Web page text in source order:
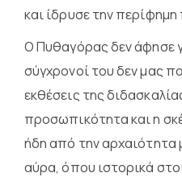
και ίδρυσε την
Ο Πυθαγόρας δεν άφησε
σύγχρονοί του δεν μας
εκθέσεις της
προσωπικότητα και η
ήδη από την αρχαιότητα
αύρα, όπου ιστορικά